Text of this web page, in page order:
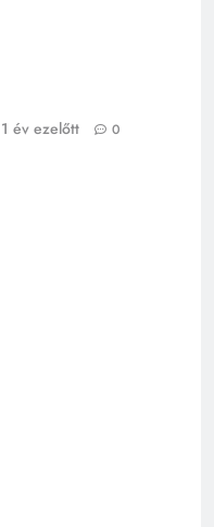
1 év ezelőtt 0